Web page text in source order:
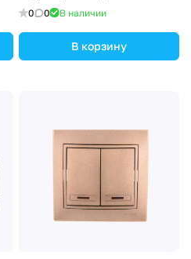
V10-1-10-1-K02
0 0 В наличии
В корзину